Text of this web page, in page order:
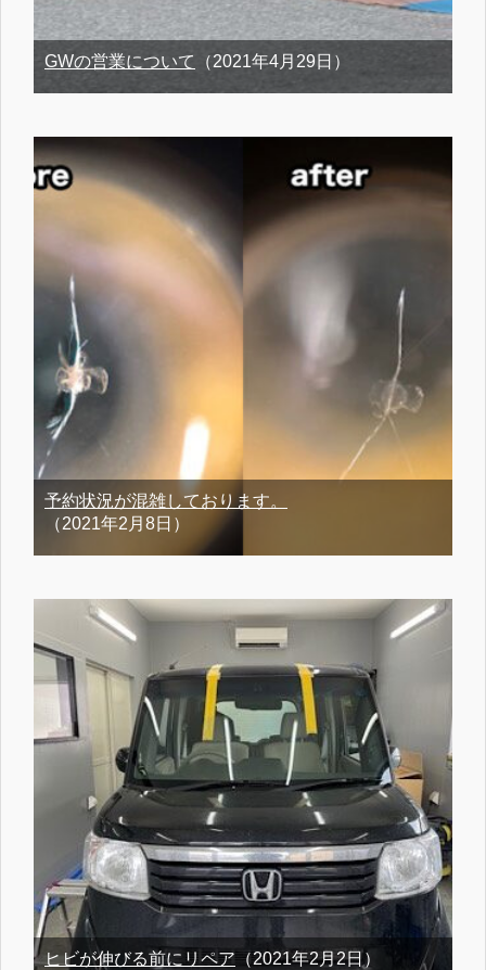
GWの営業について （2021年4月29日）
予約状況が混雑しております。
（2021年2月8日）
ヒビが伸びる前にリペア（2021年2月2日）